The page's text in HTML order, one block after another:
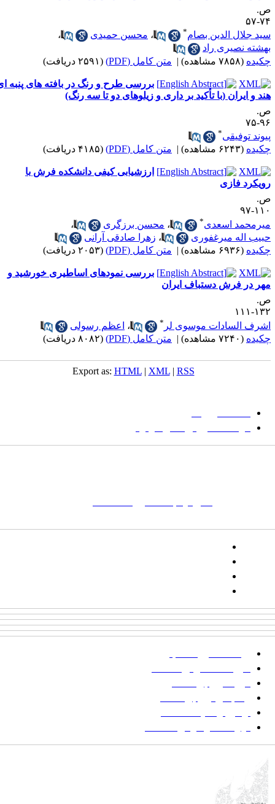
۵۷
جلال الدین بصام* ،محسن حمیدی
،
نصیری راد
(۷۸۵۸ مشاهده) | متن کامل (PDF) (۲۵۹۱ دریافت)
بررسی طرح و رنگ در بافته های پنبه ای
و ایران (با تأکید بر داری و زیلوهای دو تا سه رنگ)
۷۵
توفیقی
(۶۲۴۳ مشاهده) | متن کامل (PDF) (۴۱۸۵ دریافت)
ارزشیابی کیفی دانشکده فرش با
فازی
۹۷
اسعدی
،محسن برزگری
،
اله میرغفوری
،زهرا صادقی آرانی
(۶۹۳۶ مشاهده) | متن کامل (PDF) (۲۰۵۳ دریافت)
بررسی نمودهای اساطیری خورشید و
در فرش دستباف ایران
۱۱۱
السادات موسوی لر* ،اعظم رسولی
(۷۲۴۰ مشاهده) | متن کامل (PDF) (۸۰۸۲ دریافت)
Export as:HTML |XML|RSS
دانشگاه بیرجند
مؤسسه آموزش عالی فردوس
تلفن:
شماره همراه: ۰۹۳۹۳۸۵۵۵۴۴
پیامک: ۱۰۰۰۹۵۴۶۸۹۲۳۱۵
ایمیل:
پرداخت صورتحساب
شیوه‌نامه نگارش مقالات
فرایند ارزیابی مقاله
زمانبندی ارزیابی مقاله
توضیح وضعیت مقالات
فهرست موضوعی مقاله‌ها